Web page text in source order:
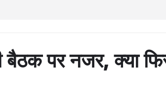
पर नजर, क्या